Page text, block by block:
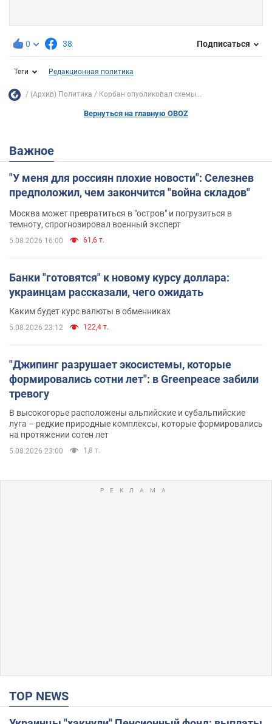
0 38 Подписаться
Теги Редакционная политика
(Архив) Политика Корбан опубликовал схемы...
Вернуться на главную OBOZ
Важное
"У меня для россиян плохие новости": Селезнев
предположил, чем закончится "война складов"
Москва может превратиться в "остров" и погрузиться в
темноту, спрогнозировал военный эксперт
5.08.2026 16:00 61,6 т.
Банки "готовятся" к новому курсу доллара:
украинцам рассказали, чего ожидать
Каким будет курс валюты в обменниках
5.08.2026 23:12 122,4 т.
"Джипинг разрушает экосистемы, которые
формировались сотни лет": в Greenpeace забили
тревогу
В высокогорье расположены альпийские и субальпийские
луга – редкие природные комплексы, которые формировались
на протяжении сотен лет
5.08.2026 23:00 1,8 т.
TOP NEWS